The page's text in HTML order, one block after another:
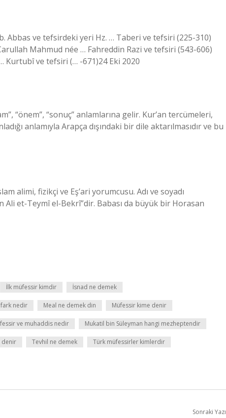
ve tefsirdeki yeri Hz. … Taberi ve tefsiri (225-310)
Mahmud née … Fahreddin Razi ve tefsiri (543-606)
Kurtubî ve tefsiri (… -671)24 Eki 2020
“önem”, “sonuç” anlamlarına gelir. Kur’an tercümeleri,
anlamıyla Arapça dışındaki bir dile aktarılmasıdır ve bu
alimi, fizikçi ve Eş’ari yorumcusu. Adı ve soyadı
et-Teymî el-Bekrî”dir. Babası da büyük bir Horasan
İlk müfessir kimdir İsnad ne demek
fark nedir Meal ne demek din Müfessir kime denir
ve muhaddis nedir Mukatil bin Süleyman hangi mezheptendir
denir Tevhil ne demek Türk müfessirler kimlerdir
Sonraki Yazı